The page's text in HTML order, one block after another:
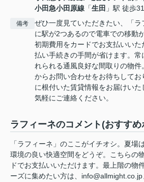
小田急小田原線 「生田 」駅 徒歩
備考
ぜひ一度見ていただきたい、「
に駅が2つあるので電車での移動
初期費用をカードでお支払いい
払い手続きの手間が省けます。常
れられる通風良好な間取りの物
からお問い合わせをお待ちして
に根付いた賃貸情報をお届けい
気軽にご連絡ください。
ラフィーネのコメント(おすすめ
「ラフィーネ」のここがイチオシ。夏場
環境の良い快適空間をどうぞ。こちらの
ドでお支払いいただけます。最上階の物
ーズに集めたい方は、info@allmight.co.jp